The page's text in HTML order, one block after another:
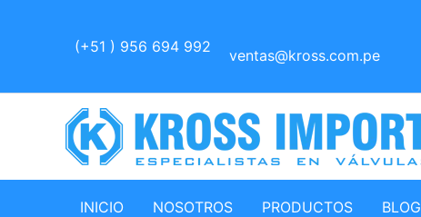
(+51 ) 956 694 992 ventas@kross.com.pe
INICIO NOSOTROS PRODUCTOS BLOG